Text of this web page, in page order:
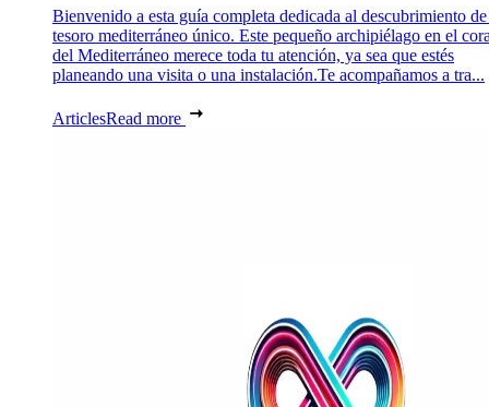
Bienvenido a esta guía completa dedicada al descubrimiento
tesoro mediterráneo único. Este pequeño archipiélago en el
del Mediterráneo merece toda tu atención, ya sea que estés
planeando una visita o una instalación.Te acompañamos a tra...
ArticlesRead more